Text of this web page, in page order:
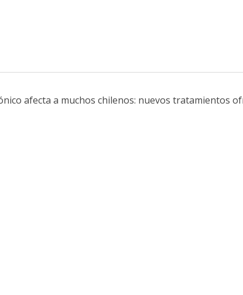
afecta a muchos chilenos: nuevos tratamientos